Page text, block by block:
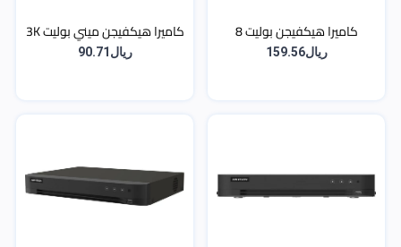
كاميرا هيكفيجن بوليت 8
ريال159.56
كاميرا هيكفيجن ميني بوليت 3K
بتقنية الإضاءة المزدوجة والصوت
ريال90.71